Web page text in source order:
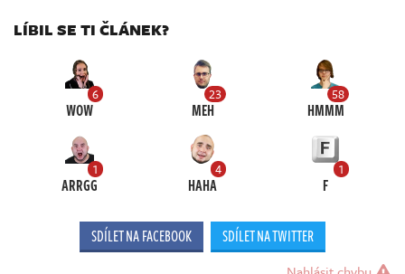
LÍBIL SE TI ČLÁNEK?
6
WOW
23
MEH
58
HMMM
1
ARRGG
4
HAHA
1
F
SDÍLET NA FACEBOOK SDÍLET NA TWITTER